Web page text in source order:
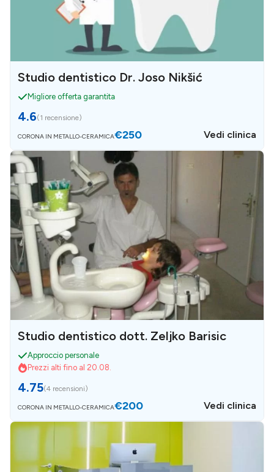
Studio dentistico Dr. Joso Nikšić
Migliore offerta garantita
4.6(1 recensione)
CORONA IN METALLO-CERAMICA€250 Vedi clinica
Studio dentistico dott. Zeljko Barisic
Approccio personale
Prezzi alti fino al 20.08.
4.75(4 recensioni)
CORONA IN METALLO-CERAMICA€200 Vedi clinica